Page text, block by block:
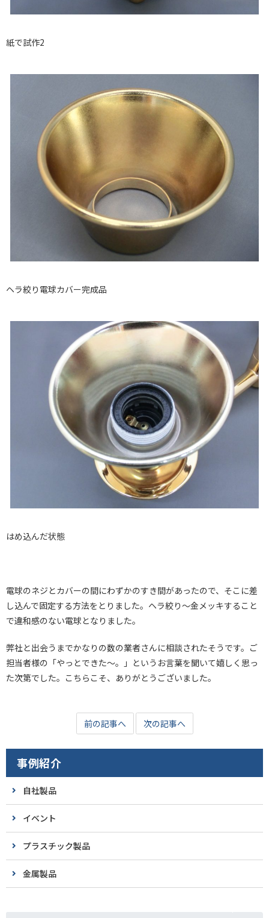
紙で試作2
ヘラ絞り電球カバー完成品
はめ込んだ状態
電球のネジとカバーの間にわずかのすき間があったので、そこに差
し込んで固定する方法をとりました。ヘラ絞り～金メッキすること
で違和感のない電球となりました。
弊社と出会うまでかなりの数の業者さんに相談されたそうです。ご
担当者様の「やっとできた～。」というお言葉を聞いて嬉しく思っ
た次第でした。こちらこそ、ありがとうございました。
前の記事へ 次の記事へ
事例紹介
自社製品
イベント
プラスチック製品
金属製品